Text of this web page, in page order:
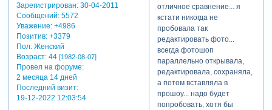
нужно.
а чудес не бывает... увы.
отредактировано godcat
(04-12-2011 23:19:09)
Зарегистрирован: 30-04-2011
Сообщений:5572
Уважение: +4986
Позитив: +3379
Пол:Женский
Возраст:44 [1982-08-07]
Провел на форуме:
2 месяца 14 дней
Последний визит:
19-12-2022 12:03:54
отличное сравнение... я
кстати никогда не
пробовала так
редактировать фото...
всегда фотошоп
параллельно открывала,
редактировала, сохраняла,
а потом вставляла в
прошоу... надо будет
попробовать, хотя бы